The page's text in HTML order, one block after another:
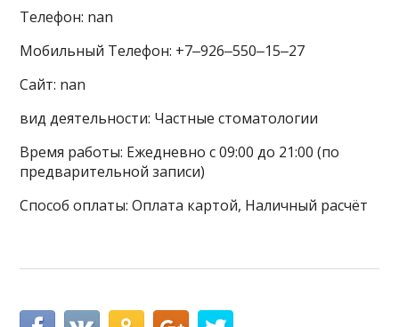
Телефон: nan
Мобильный Телефон: +7‒926‒550‒15‒27
Сайт: nan
вид деятельности: Частные стоматологии
Время работы: Ежедневно с 09:00 до 21:00 (по
предварительной записи)
Способ оплаты: Оплата картой, Наличный расчёт